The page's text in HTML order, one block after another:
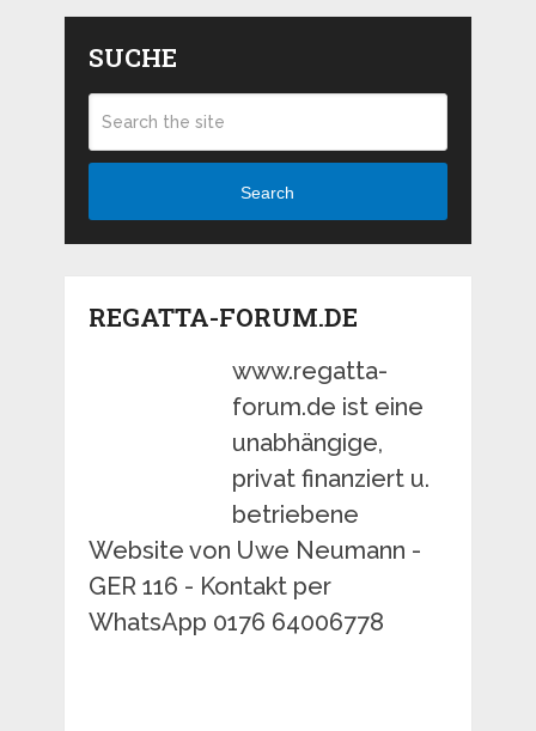
SUCHE
Search
REGATTA-FORUM.DE
www.regatta-
forum.de ist eine
unabhängige,
privat finanziert u.
betriebene
Website von Uwe Neumann -
GER 116 - Kontakt per
WhatsApp 0176 64006778